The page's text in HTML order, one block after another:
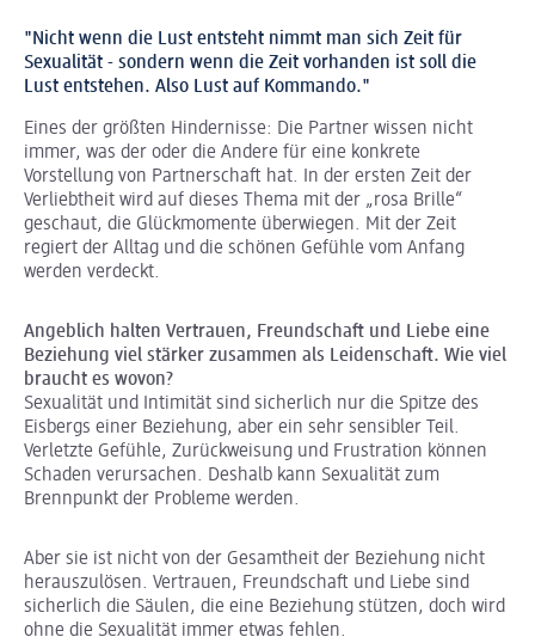
"Nicht wenn die Lust entsteht nimmt man sich Zeit für
Sexualität - sondern wenn die Zeit vorhanden ist soll die
Lust entstehen. Also Lust auf Kommando."
Eines der größten Hindernisse: Die Partner wissen nicht
immer, was der oder die Andere für eine konkrete
Vorstellung von Partnerschaft hat. In der ersten Zeit der
Verliebtheit wird auf dieses Thema mit der „rosa Brille“
geschaut, die Glückmomente überwiegen. Mit der Zeit
regiert der Alltag und die schönen Gefühle vom Anfang
werden verdeckt.
Angeblich halten Vertrauen, Freundschaft und Liebe eine
Beziehung viel stärker zusammen als Leidenschaft. Wie viel
braucht es wovon?
Sexualität und Intimität sind sicherlich nur die Spitze des
Eisbergs einer Beziehung, aber ein sehr sensibler Teil.
Verletzte Gefühle, Zurückweisung und Frustration können
Schaden verursachen. Deshalb kann Sexualität zum
Brennpunkt der Probleme werden.
Aber sie ist nicht von der Gesamtheit der Beziehung nicht
herauszulösen. Vertrauen, Freundschaft und Liebe sind
sicherlich die Säulen, die eine Beziehung stützen, doch wird
ohne die Sexualität immer etwas fehlen.